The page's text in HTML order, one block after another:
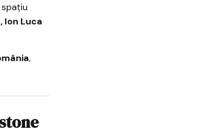
Ion Luca
,